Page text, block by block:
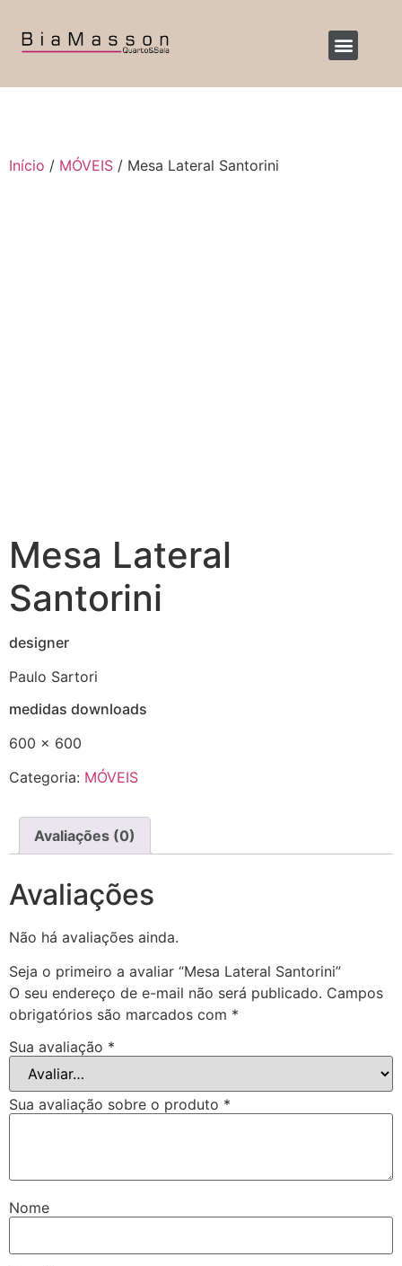
Início / MÓVEIS / Mesa Lateral Santorini
Mesa Lateral
Santorini
designer
Paulo Sartori
medidas downloads
600 x 600
Categoria: MÓVEIS
Avaliações (0)
Avaliações
Não há avaliações ainda.
Seja o primeiro a avaliar “Mesa Lateral Santorini”
O seu endereço de e-mail não será publicado. Campos
obrigatórios são marcados com *
Sua avaliação *
Sua avaliação sobre o produto *
Nome